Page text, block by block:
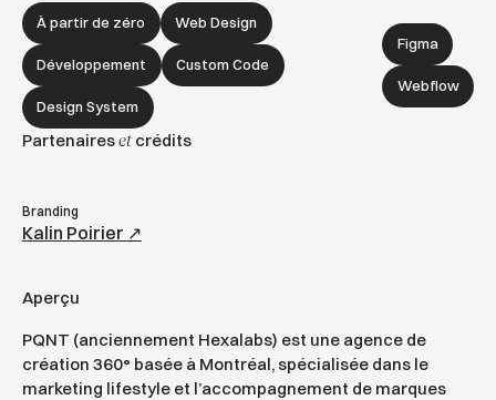
À partir de zéro Web Design
Développement Custom Code
Design System
Figma
Webflow
Partenairesetcrédits
Branding
Kalin Poirier ↗︎
Aperçu
PQNT (anciennement Hexalabs) est une agence de
création 360° basée à Montréal, spécialisée dans le
marketing lifestyle et l’accompagnement de marques